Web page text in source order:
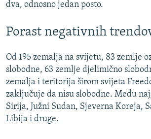
dva, odnosno jedan posto.
Porast negativnih
Od 195 zemalja na svijetu, 83 zemlje
slobodne, 63 zemlje djelimično
zemalja i teritorija širom svijeta
zaključuje da nisu slobodne. Među
Sirija, Južni Sudan, Sjeverna Koreja,
Libija i druge.